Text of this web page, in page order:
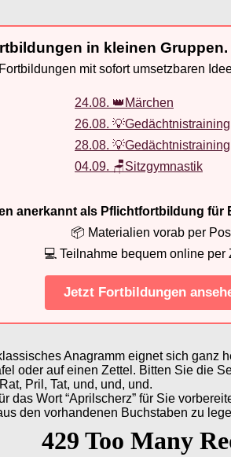
in kleinen
mit sofort umsetzbaren
24.08. 👑Märchen
26.08. 💡Gedächtnistraining
28.08. 💡Gedächtnistraining
04.09. 🪑Sitzgymnastik
anerkannt als Pflichtfortbildung für
📦 Materialien vorab per
💻 Teilnahme bequem online per
Jetzt Fortbildungen
Anagramm eignet sich ganz
oder auf einen Zettel. Bitten Sie die
Pril, Tat, und, und, und.
das Wort “Aprilscherz” für Sie
den vorhandenen Buchstaben zu